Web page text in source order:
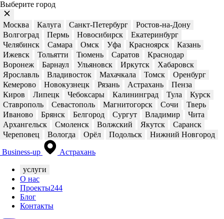
Выберите город
Москва Калуга Санкт-Петербург
Ростов-на-Дону
Волгоград
Пермь Новосибирск
Екатеринбург
Челябинск
Самара Омск Уфа Красноярск
Казань
Ижевск
Тольятти Тюмень Саратов
Краснодар
Воронеж
Барнаул Ульяновск Иркутск
Хабаровск
Ярославль
Владивосток Махачкала Томск
Оренбург
Кемерово
Новокузнецк Рязань Астрахань
Пенза
Киров
Липецк Чебоксары Калининград Тула
Курск
Ставрополь
Севастополь Магнитогорск Сочи
Тверь
Иваново
Брянск Белгород Сургут Владимир
Чита
Архангельск
Смоленск Волжский Якутск
Саранск
Череповец
Вологда Орёл Подольск Нижний Новгород
Business-up Астрахань
услуги
О нас
Проекты244
Блог
Контакты